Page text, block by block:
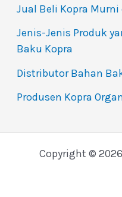
Jual Beli Kopra Murni
Jenis-Jenis Produk
Baku Kopra
Distributor Bahan
Produsen Kopra
Copyright ©